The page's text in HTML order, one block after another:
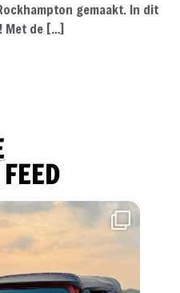
gemaakt. In dit
Met de […]